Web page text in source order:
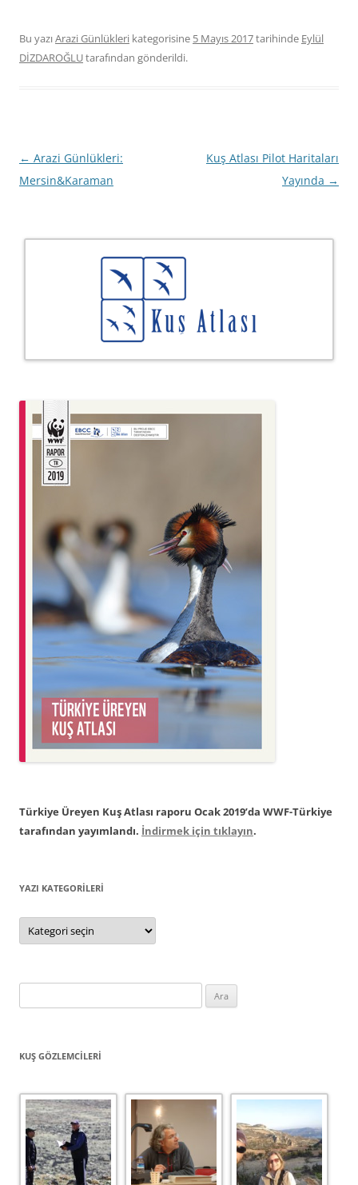
Bu yazıArazi Günlükleri kategorisine 5 Mayıs 2017tarihinde Eylül
DİZDAROĞLUtarafından gönderildi.
Yazı
dolaşımı
← Arazi Günlükleri:
Mersin&Karaman
Kuş Atlası Pilot Haritaları
Yayında →
Türkiye Üreyen Kuş Atlası raporu Ocak 2019’da WWF-Türkiye
tarafından yayımlandı. İndirmek için tıklayın.
YAZI KATEGORILERI
Yazı
Kategorileri
KUŞ GÖZLEMCILERI